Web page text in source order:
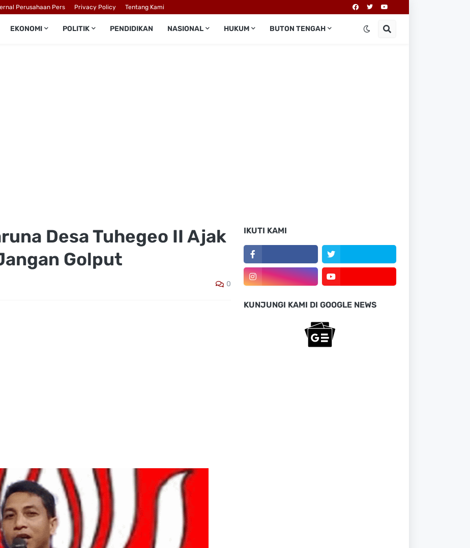
Perusahaan Pers Privacy Policy Tentang Kami
EKONOMI POLITIK PENDIDIKAN NASIONAL HUKUM BUTON TENGAH
Desa Tuhegeo II Ajak
Golput
0
IKUTI KAMI
KUNJUNGI KAMI DI GOOGLE NEWS